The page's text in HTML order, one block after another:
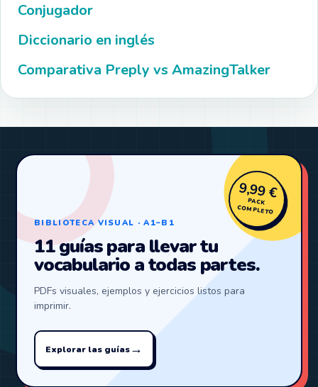
Conjugador
Diccionario en inglés
Comparativa Preply vs AmazingTalker
BIBLIOTECA VISUAL · A1–B1
11 guías para llevar tu
vocabulario a todas partes.
PDFs visuales, ejemplos y ejercicios listos para
imprimir.
Explorar las guías→
9,99 €
PACK
COMPLETO